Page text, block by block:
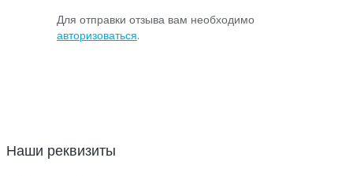
Для отправки отзыва вам необходимо
авторизоваться.
Наши реквизиты